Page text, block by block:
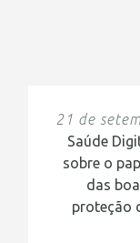
21 de
Saúde
sobre o
das
proteção